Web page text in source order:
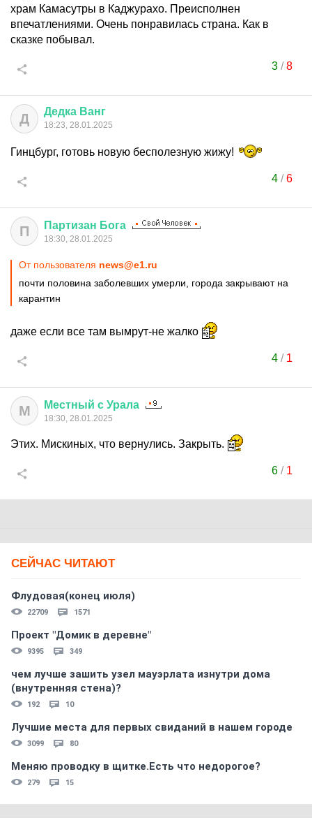
храм Камасутры в Каджурахо. Преисполнен
впечатлениями. Очень понравилась страна. Как в
сказке побывал.
3/8
Д Дедка Ванг
18:23, 28.01.2025
Гинцбург, готовь новую бесполезную жижу!
4/6
П Партизан Бога
18:30, 28.01.2025
От пользователя news@e1.ru
почти половина заболевших умерли, города закрывают на
карантин
даже если все там вымрут-не жалко
4/ 1
М Местный с Урала
18:30, 28.01.2025
Этих. Мискиных, что вернулись. Закрыть.
6/ 1
СЕЙЧАС ЧИТАЮТ
Флудовая(конец июля)
22709 1571
Проект "Домик в деревне"
9395 349
чем лучше зашить узел мауэрлата изнутри дома
(внутренняя стена)?
192 10
Лучшие места для первых свиданий в нашем городе
3099 80
Меняю проводку в щитке.Есть что недорогое?
279 15